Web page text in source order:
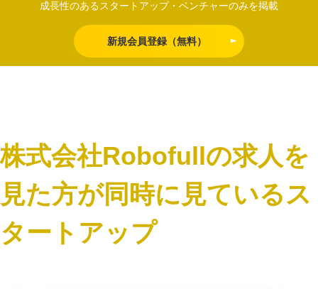
成長性のあるスタートアップ・ベンチャーのみを掲載
新規会員登録（無料）
株式会社Robofullの求人を
見た方が同時に見ているス
タートアップ